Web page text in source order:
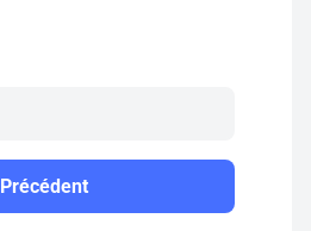
Précédent